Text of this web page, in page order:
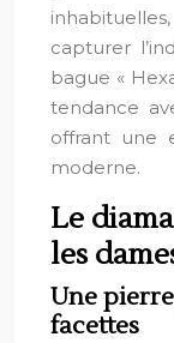
capturer
bague «
tendance
offrant une
moderne.
Le
les
Une
facettes